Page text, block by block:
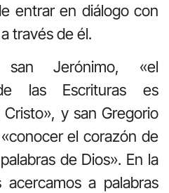
entrar en diálogo con
través de él.
san Jerónimo, «el
las Escrituras es
y san Gregorio
el corazón de
de Dios». En la
a palabras